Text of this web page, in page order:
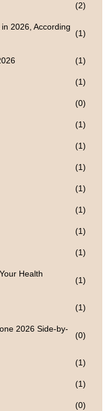
(2)
2026, According
(1)
(1)
(1)
(0)
(1)
(1)
(1)
(1)
(1)
(1)
(1)
Health
(1)
(1)
2026 Side-by-
(0)
(1)
(1)
(0)